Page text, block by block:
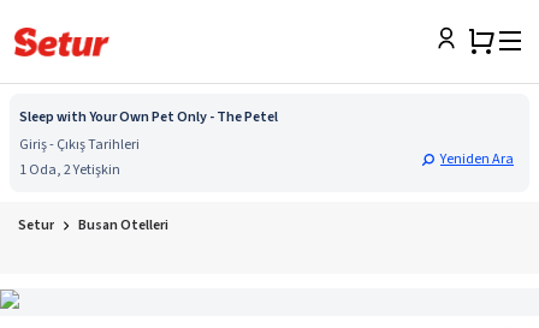
Sleep with Your Own Pet Only - The Petel
Giriş - Çıkış Tarihleri
1 Oda, 2 Yetişkin
Yeniden Ara
Setur Busan Otelleri